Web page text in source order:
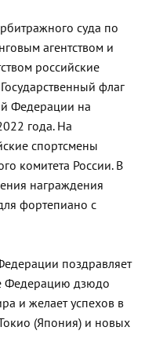
суда по
агентством и
российские
флаг
Федерации на
года. На
спортсмены
комитета России. В
награждения
фортепиано с
поздравляет
Федерацию дзюдо
и желает успехов в
(Япония) и новых